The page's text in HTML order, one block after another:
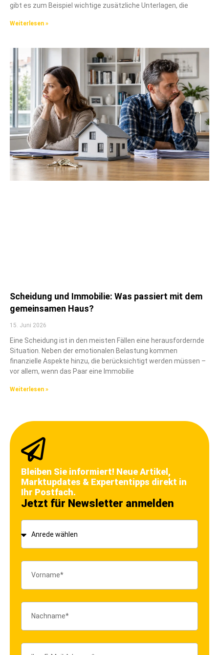
gibt es zum Beispiel wichtige zusätzliche Unterlagen, die
Weiterlesen »
Scheidung und Immobilie: Was passiert mit dem
gemeinsamen Haus?
15. Juni 2026
Eine Scheidung ist in den meisten Fällen eine herausfordernde
Situation. Neben der emotionalen Belastung kommen
finanzielle Aspekte hinzu, die berücksichtigt werden müssen –
vor allem, wenn das Paar eine Immobilie
Weiterlesen »
Bleiben Sie informiert! Neue Artikel,
Marktupdates & Expertentipps direkt in
Ihr Postfach.
Jetzt für Newsletter anmelden